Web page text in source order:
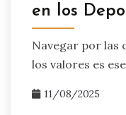
en los
Navegar por las
los valores es
11/08/2025